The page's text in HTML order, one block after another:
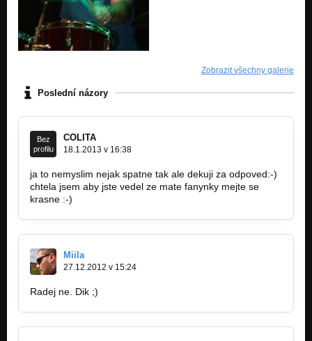
Zobrazit všechny galerie
Poslední názory
Bez
profilu
COLITA
18.1.2013 v 16:38
ja to nemyslim nejak spatne tak ale dekuji za odpoved:-)
chtela jsem aby jste vedel ze mate fanynky mejte se
krasne :-)
Miila
27.12.2012 v 15:24
Radej ne. Dik ;)